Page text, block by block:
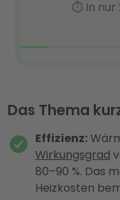
Das Thema
Effizienz:
Wirkungsgrad
80–90 %. Das
Heizkosten